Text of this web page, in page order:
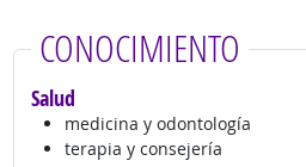
CONOCIMIENTO
Salud
medicina y odontología
terapia y consejería